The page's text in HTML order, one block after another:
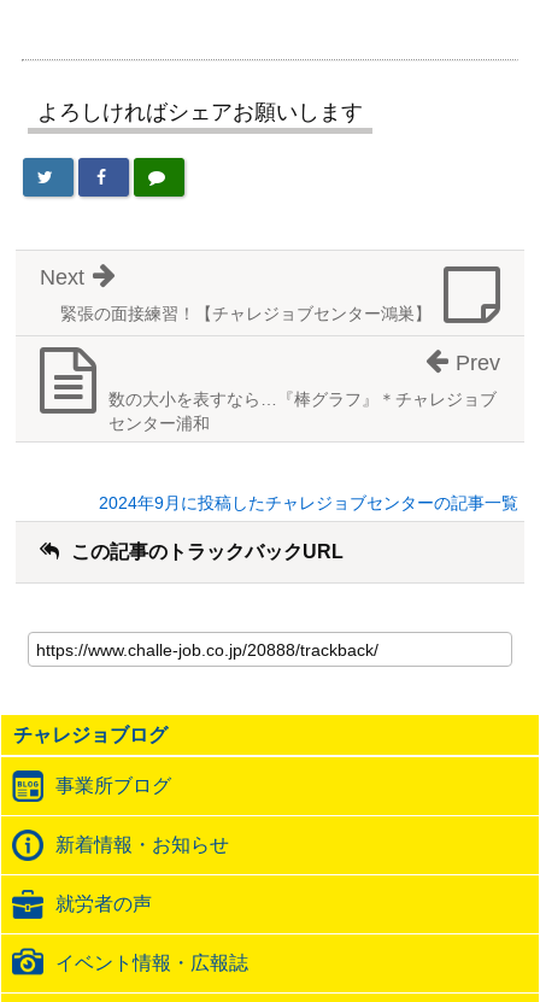
よろしければシェアお願いします
緊張の面接練習！【チャレジョブセンター鴻巣】
Next
数の大小を表すなら…『棒グラフ』＊チャレジョブ
センター浦和
Prev
2024年9月に投稿したチャレジョブセンターの記事一覧
この記事のトラックバックURL
の
記
の
ト
ッ
ク
バ
ッ
ク
URL
チャレジョブログ
事業所ブログ
新着情報・お知らせ
就労者の声
イベント情報・広報誌